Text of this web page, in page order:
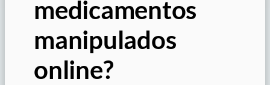
medicamentos
manipulados
online?